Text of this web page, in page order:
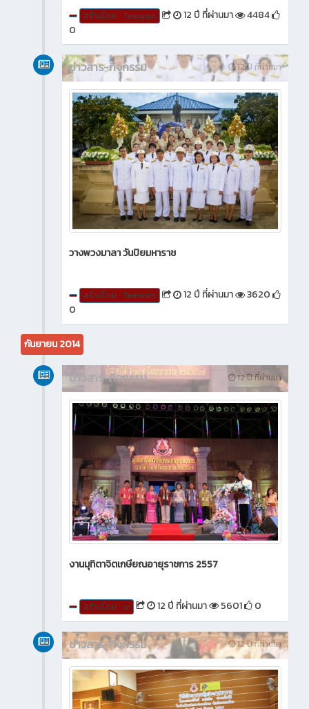
สร้างโดย : Teerasin 12 ปี ที่ผ่านมา
4484
0
12 ปี ที่ผ่านมา
ข่าวสาร-กิจกรรม
วางพวงมาลา วันปิยมหาราช
สร้างโดย : Teerasin 12 ปี ที่ผ่านมา
3620
0
กันยายน 2014
12 ปี ที่ผ่านมา
ข่าวสาร-กิจกรรม
งานมุทิตาจิตเกษียณอายุราชการ 2557
สร้างโดย : sr 12 ปี ที่ผ่านมา 5601 0
12 ปี ที่ผ่านมา
ข่าวสาร-กิจกรรม